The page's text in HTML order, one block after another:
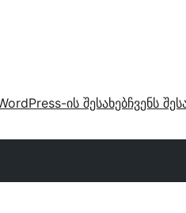
ის შესახებჩვენს